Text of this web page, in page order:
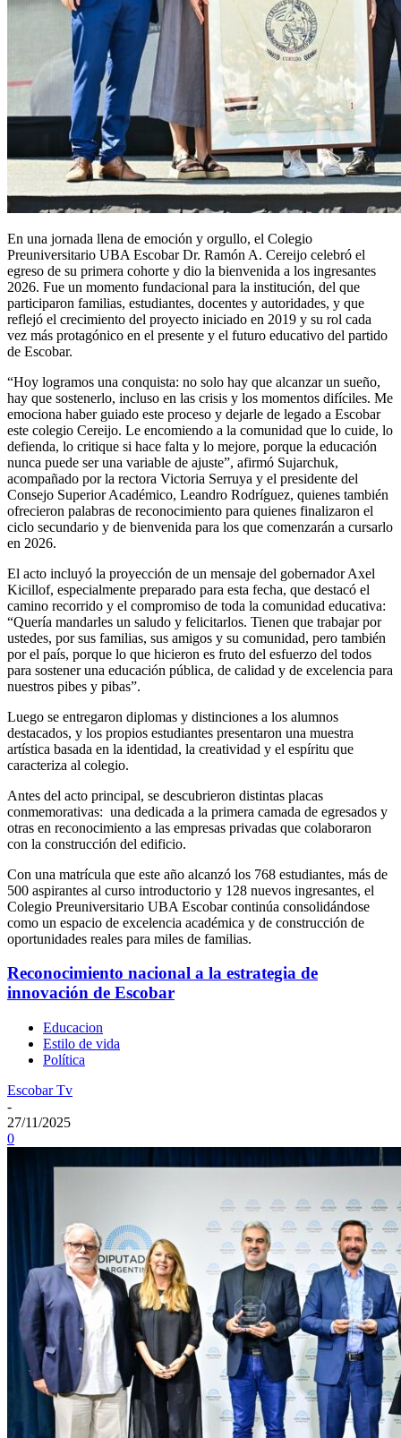
En una jornada llena de emoción y orgullo, el Colegio
Preuniversitario UBA Escobar Dr. Ramón A. Cereijo celebró el
egreso de su primera cohorte y dio la bienvenida a los ingresantes
2026. Fue un momento fundacional para la institución, del que
participaron familias, estudiantes, docentes y autoridades, y que
reflejó el crecimiento del proyecto iniciado en 2019 y su rol cada
vez más protagónico en el presente y el futuro educativo del partido
de Escobar.
“Hoy logramos una conquista: no solo hay que alcanzar un sueño,
hay que sostenerlo, incluso en las crisis y los momentos difíciles. Me
emociona haber guiado este proceso y dejarle de legado a Escobar
este colegio Cereijo. Le encomiendo a la comunidad que lo cuide, lo
defienda, lo critique si hace falta y lo mejore, porque la educación
nunca puede ser una variable de ajuste”, afirmó Sujarchuk,
acompañado por la rectora Victoria Serruya y el presidente del
Consejo Superior Académico, Leandro Rodríguez, quienes también
ofrecieron palabras de reconocimiento para quienes finalizaron el
ciclo secundario y de bienvenida para los que comenzarán a cursarlo
en 2026.
El acto incluyó la proyección de un mensaje del gobernador Axel
Kicillof, especialmente preparado para esta fecha, que destacó el
camino recorrido y el compromiso de toda la comunidad educativa:
“Quería mandarles un saludo y felicitarlos. Tienen que trabajar por
ustedes, por sus familias, sus amigos y su comunidad, pero también
por el país, porque lo que hicieron es fruto del esfuerzo del todos
para sostener una educación pública, de calidad y de excelencia para
nuestros pibes y pibas”.
Luego se entregaron diplomas y distinciones a los alumnos
destacados, y los propios estudiantes presentaron una muestra
artística basada en la identidad, la creatividad y el espíritu que
caracteriza al colegio.
Antes del acto principal, se descubrieron distintas placas
conmemorativas: una dedicada a la primera camada de egresados y
otras en reconocimiento a las empresas privadas que colaboraron
con la construcción del edificio.
Con una matrícula que este año alcanzó los 768 estudiantes, más de
500 aspirantes al curso introductorio y 128 nuevos ingresantes, el
Colegio Preuniversitario UBA Escobar continúa consolidándose
como un espacio de excelencia académica y de construcción de
oportunidades reales para miles de familias.
Reconocimiento nacional a la estrategia de
innovación de Escobar
Educacion
Estilo de vida
Política
Escobar Tv
-
27/11/2025
0